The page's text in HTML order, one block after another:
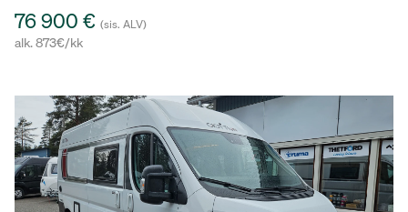
76 900 € (sis. ALV)
alk. 873€/kk